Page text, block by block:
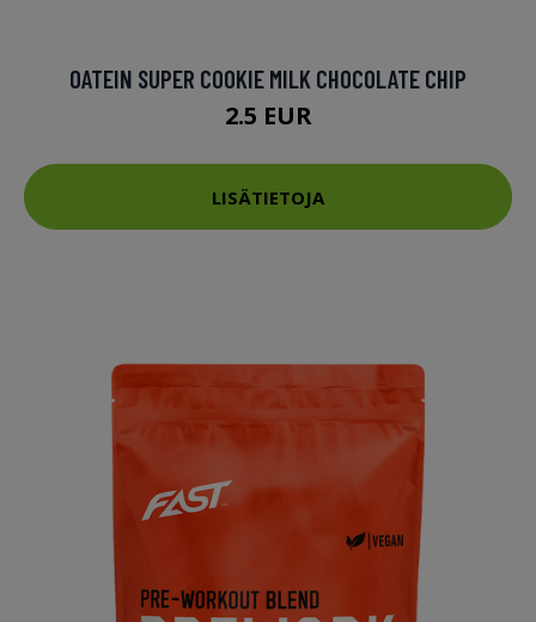
OATEIN SUPER COOKIE MILK CHOCOLATE CHIP
2.5 EUR
LISÄTIETOJA